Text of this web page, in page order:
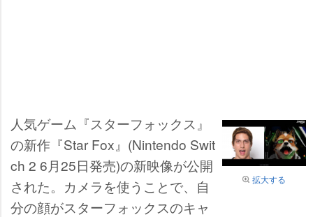
拡大する
人気ゲーム『スターフォックス』
の新作『Star Fox』(Nintendo Swit
ch 2 6月25日発売)の新映像が公開
された。カメラを使うことで、自
分の顔がスターフォックスのキャ